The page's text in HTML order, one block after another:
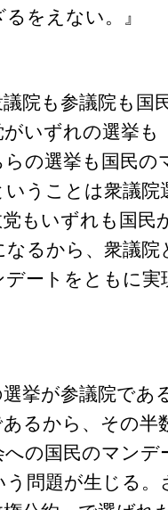
をえない。』
議院も参議院も国
いずれの選挙も
の選挙も国民の
いうことは衆議院
党もいずれも国民
なるから、衆議院
デートをともに
選挙が参議院で
るから、その半
への国民のマン
う問題が生じる